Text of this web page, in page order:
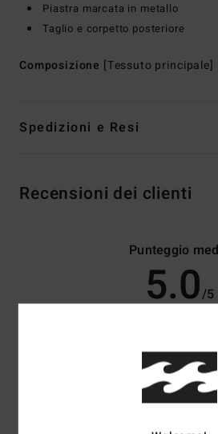
Piastra marcata in metallo
Taglio e corpetto posteriore
Composizione [Tessuto principale]
Spedizioni e Resi
Recensioni dei clienti
Punteggio
5.0/5
Il 100% dei nostri clienti